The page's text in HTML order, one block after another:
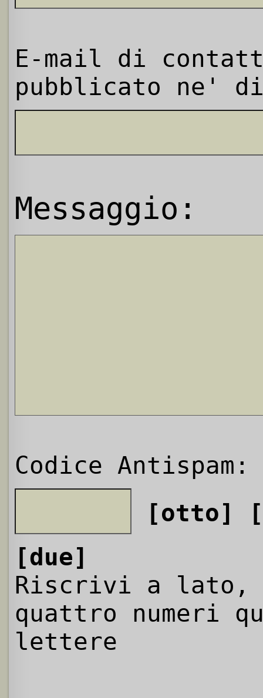
E-mail di
pubblicato ne'
Messaggio:
Codice Antispam:
[otto]
[due]
Riscrivi a
quattro numeri
lettere